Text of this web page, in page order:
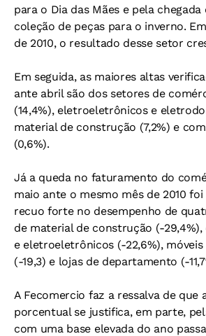
para o Dia das Mães e pela chegada
coleção de peças para o inverno.
de 2010, o resultado desse setor
Em seguida, as maiores altas
ante abril são dos setores de
(14,4%), eletroeletrônicos e
material de construção (7,2%) e
(0,6%).
Já a queda no faturamento do
maio ante o mesmo mês de 2010
recuo forte no desempenho de
de material de construção (-
e eletroeletrônicos (-22,6%),
(-19,3) e lojas de departamento (-
A Fecomercio faz a ressalva de que
porcentual se justifica, em parte,
com uma base elevada do ano